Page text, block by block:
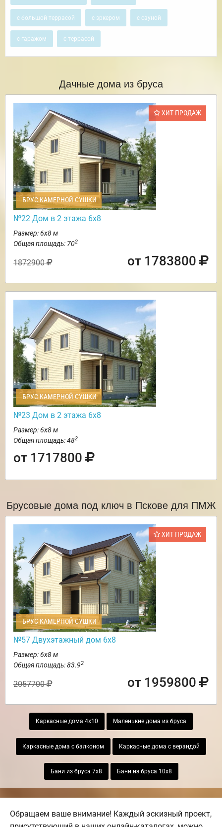
с большой террасой с эркером с сауной
с гаражом с террасой
Дачные дома из бруса
ХИТ ПРОДАЖ
БРУС КАМЕРНОЙ СУШКИ
№22 Дом в 2 этажа 6х8
Размер: 6х8 м
Общая площадь: 702
1872900 от 1783800
БРУС КАМЕРНОЙ СУШКИ
№23 Дом в 2 этажа 6х8
Размер: 6х8 м
Общая площадь: 482
от 1717800
Брусовые дома под ключ в Пскове для ПМЖ
ХИТ ПРОДАЖ
БРУС КАМЕРНОЙ СУШКИ
№57 Двухэтажный дом 6х8
Размер: 6х8 м
Общая площадь: 83.92
2057700 от 1959800
Каркасные дома 4х10 Маленькие дома из бруса
Каркасные дома с балконом Каркасные дома с верандой
Бани из бруса 7х8 Бани из бруса 10х8
Обращаем ваше внимание! Каждый эскизный проект,